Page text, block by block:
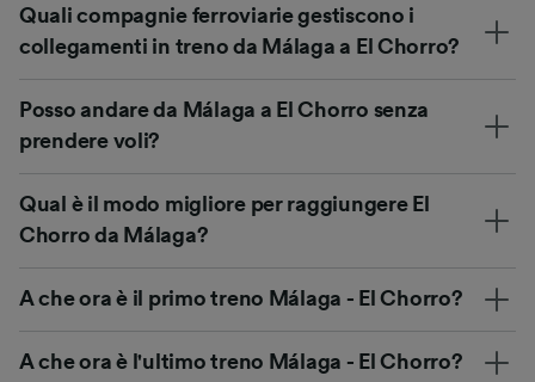
Quali compagnie ferroviarie gestiscono i
collegamenti in treno da Málaga a El Chorro?
Posso andare da Málaga a El Chorro senza
prendere voli?
Qual è il modo migliore per raggiungere El
Chorro da Málaga?
A che ora è il primo treno Málaga - El Chorro?
A che ora è l'ultimo treno Málaga - El Chorro?